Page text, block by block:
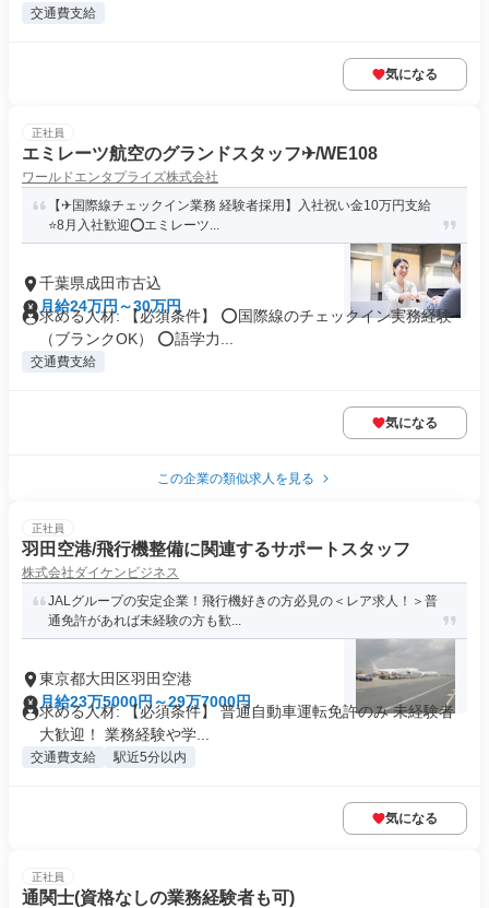
交通費支給
気になる
正社員
エミレーツ航空のグランドスタッフ✈/WE108
ワールドエンタプライズ株式会社
【✈国際線チェックイン業務 経験者採用】入社祝い金10万円支給
⭐️8月入社歓迎⭕エミレーツ...
千葉県成田市古込
月給24万円～30万円
求める人材: 【必須条件】 ⭕国際線のチェックイン実務経験
（ブランクOK） ⭕語学力...
交通費支給
気になる
この企業の類似求人を見る
正社員
羽田空港/飛行機整備に関連するサポートスタッフ
株式会社ダイケンビジネス
JALグループの安定企業！飛行機好きの方必見の＜レア求人！＞普
通免許があれば未経験の方も歓...
東京都大田区羽田空港
月給23万5000円～29万7000円
求める人材: 【必須条件】 普通自動車運転免許のみ 未経験者
大歓迎！ 業務経験や学...
交通費支給 駅近5分以内
気になる
正社員
通関士(資格なしの業務経験者も可)